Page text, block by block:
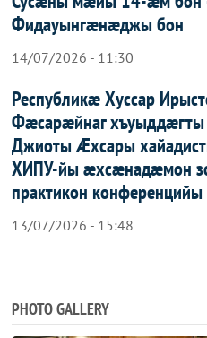
Фидауынгæнæджы бон
14/07/2026 - 11:30
Республикæ Хуссар
Фæсарæйнаг хъуыддæгты
Джиоты Æхсары
ХИПУ-йы æхсæнадæмон
практикон конференцийы
13/07/2026 - 15:48
PHOTO GALLERY